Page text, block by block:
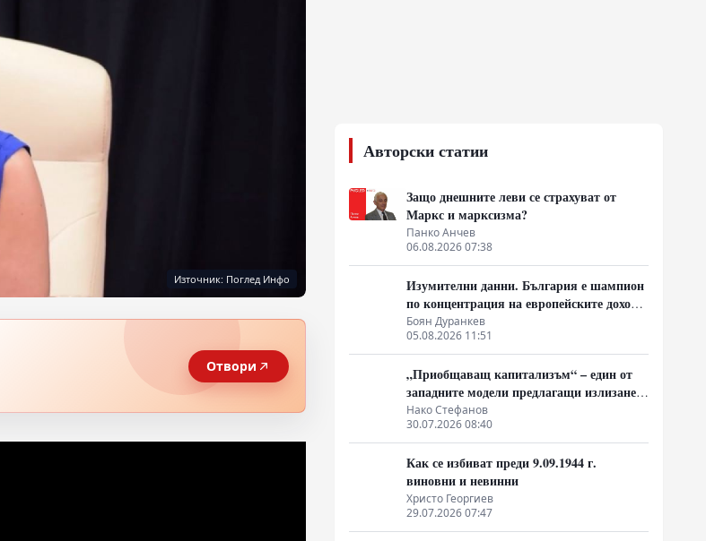
Източник: Поглед Инфо
Отвори
Авторски статии
Защо днешните леви се страхуват от
Маркс и марксизма?
Панко Анчев
06.08.2026 07:38
Изумителни данни. България е шампион
по концентрация на европейските доходи
в ръцете на най-богатия 1%, надминава
и САЩ
Боян Дуранкев
05.08.2026 11:51
„Приобщаващ капитализъм“ – един от
западните модели предлагащи излизане
от системата на неолиберализма
Нако Стефанов
30.07.2026 08:40
Как се избиват преди 9.09.1944 г.
виновни и невинни
Христо Георгиев
29.07.2026 07:47